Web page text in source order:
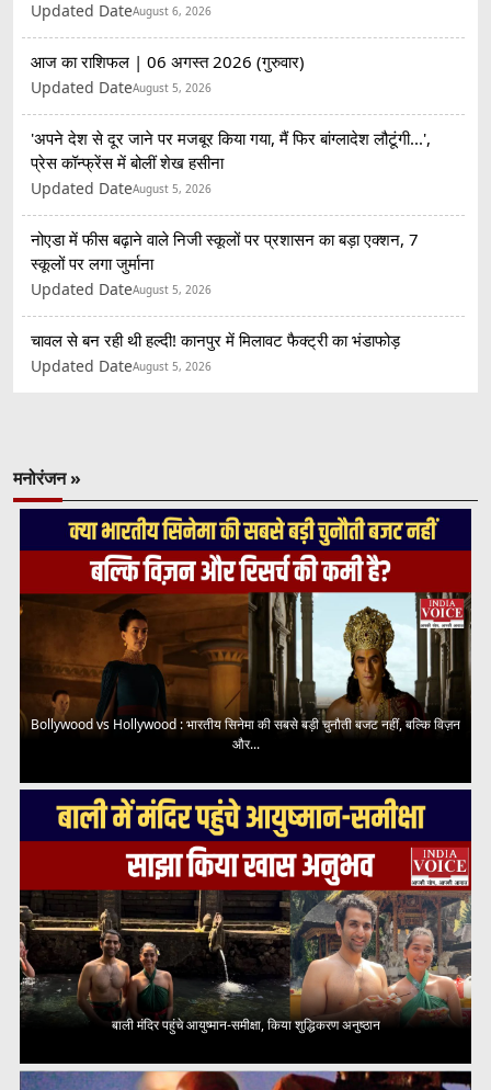
Updated DateAugust 6, 2026
आज का राशिफल | 06 अगस्त 2026 (गुरुवार)
Updated DateAugust 5, 2026
'अपने देश से दूर जाने पर मजबूर किया गया, मैं फिर बांग्लादेश लौटूंगी...',
प्रेस कॉन्फ्रेंस में बोलीं शेख हसीना
Updated DateAugust 5, 2026
नोएडा में फीस बढ़ाने वाले निजी स्कूलों पर प्रशासन का बड़ा एक्शन, 7
स्कूलों पर लगा जुर्माना
Updated DateAugust 5, 2026
चावल से बन रही थी हल्दी! कानपुर में मिलावट फैक्ट्री का भंडाफोड़
Updated DateAugust 5, 2026
मनोरंजन »
Bollywood vs Hollywood : भारतीय सिनेमा की सबसे बड़ी चुनौती बजट नहीं, बल्कि विज़न
और...
बाली मंदिर पहुंचे आयुष्मान-समीक्षा, किया शुद्धिकरण अनुष्ठान